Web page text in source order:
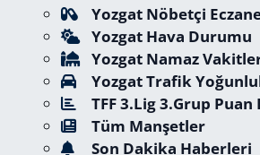
Yozgat Nöbetçi
Yozgat Hava Durumu
Yozgat Namaz
Yozgat Trafik
TFF 3.Lig 3.Grup
Tüm Manşetler
Son Dakika Haberleri